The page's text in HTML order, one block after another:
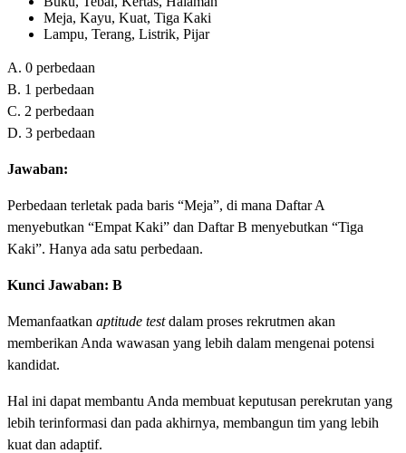
Meja, Kayu, Kuat, Tiga Kaki
Lampu, Terang, Listrik, Pijar
A. 0 perbedaan
B. 1 perbedaan
C. 2 perbedaan
D. 3 perbedaan
Jawaban:
Perbedaan terletak pada baris “Meja”, di mana Daftar A
menyebutkan “Empat Kaki” dan Daftar B menyebutkan “Tiga
Kaki”. Hanya ada satu perbedaan.
Kunci Jawaban: B
Memanfaatkan aptitude testdalam proses rekrutmen akan
memberikan Anda wawasan yang lebih dalam mengenai potensi
kandidat.
Hal ini dapat membantu Anda membuat keputusan perekrutan yang
lebih terinformasi dan pada akhirnya, membangun tim yang lebih
kuat dan adaptif.